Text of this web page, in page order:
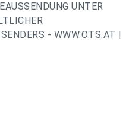
UNTER
- WWW.OTS.AT |